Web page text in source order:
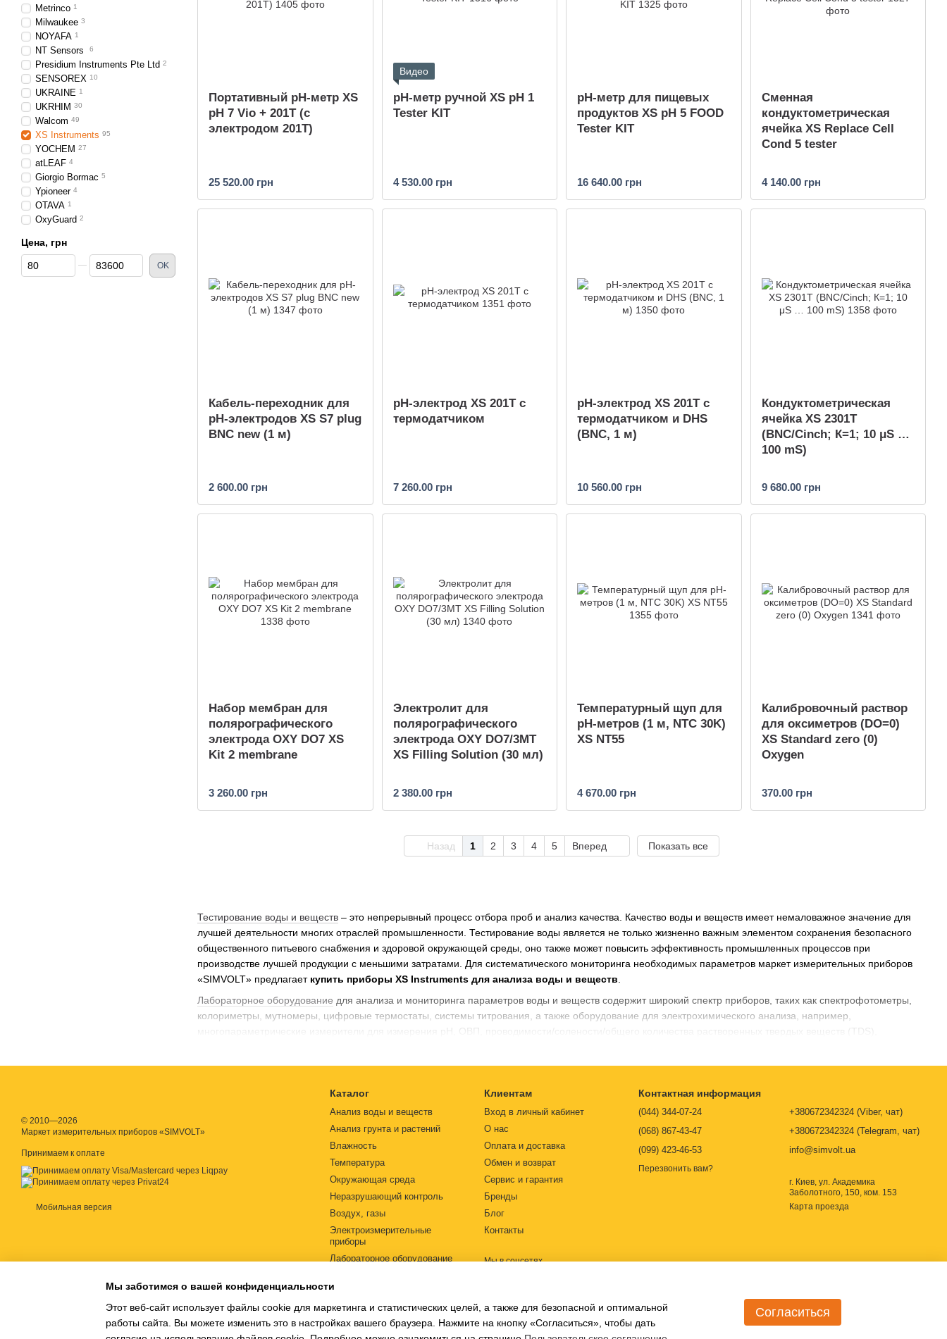
Тестирование воды и веществ – это непрерывный процесс отбора проб и анализ качества. Качество воды и веществ имеет немаловажное значение для
лучшей деятельности многих отраслей промышленности. Тестирование воды является не только жизненно важным элементом сохранения безопасного
общественного питьевого снабжения и здоровой окружающей среды, оно также может повысить эффективность промышленных процессов при
производстве лучшей продукции с меньшими затратами. Для систематического мониторинга необходимых параметров маркет измерительных приборов
«SIMVOLT» предлагает купить приборы XS Instruments для анализа воды и веществ
Лабораторное оборудование для анализа и мониторинга параметров воды и веществ содержит широкий спектр приборов, таких как спектрофотометры,
колориметры, мутномеры, цифровые термостаты, системы титрования, а также оборудование для электрохимического анализа, например,
многопараметрические измерители для измерения рН, ОВП, проводимости/солености/общего количества растворенных твердых веществ (TDS),
Портативный pH-метр XS
pH 7 Vio + 201T (с
электродом 201T)
25 520.00 грн
Видео
pH-метр ручной XS pH 1
Tester KIT
4 530.00 грн
pH-метр для пищевых
продуктов XS pH 5 FOOD
Tester KIT
16 640.00 грн
Сменная
кондуктометрическая
ячейка XS Replace Cell
Cond 5 tester
4 140.00 грн
Кабель-переходник для
pH-электродов XS S7 plug
BNC new (1 м)
2 600.00 грн
pH-электрод XS 201T с
термодатчиком
7 260.00 грн
pH-электрод XS 201T с
термодатчиком и DHS
(BNC, 1 м)
10 560.00 грн
Кондуктометрическая
ячейка XS 2301T
(BNC/Cinch; К=1; 10 μS …
100 mS)
9 680.00 грн
Набор мембран для
полярографического
электрода OXY DO7 XS
Kit 2 membrane
3 260.00 грн
Электролит для
полярографического
электрода OXY DO7/3MT
XS Filling Solution (30 мл)
2 380.00 грн
Температурный щуп для
pH-метров (1 м, NTC 30K)
XS NT55
4 670.00 грн
Калибровочный раствор
для оксиметров (DO=0)
XS Standard zero (0)
Oxygen
370.00 грн
Назад 1 2 3 4 5 Вперед Показать все
Metrinco 1
Milwaukee 3
NOYAFA 1
NT Sensors 6
Presidium Instruments Pte Ltd 2
SENSOREX 10
UKRAINE 1
UKRHIM 30
Walcom 49
XS Instruments 95
YOCHEM 27
atLEAF 4
Giorgio Bormac 5
Ypioneer 4
OTAVA 1
OxyGuard 2
Цена, грн
От Цена, грн
До Цена, грн OK
© 2010—2026
Маркет измерительных приборов «SIMVOLT»
Принимаем к оплате
Мобильная версия
Каталог
Анализ воды и веществ
Анализ грунта и растений
Влажность
Температура
Окружающая среда
Неразрушающий контроль
Воздух, газы
Электроизмерительные
приборы
Лабораторное оборудование
Источники питания
Ph-метры
Клиентам
Вход в личный кабинет
О нас
Оплата и доставка
Обмен и возврат
Сервис и гарантия
Бренды
Блог
Контакты
Мы в соцсетях
Контактная информация
(044) 344-07-24
(068) 867-43-47
(099) 423-46-53
Перезвонить вам?
+380672342324 (Viber, чат)
+380672342324 (Telegram, чат)
info@simvolt.ua
г. Киев, ул. Академика
Заболотного, 150, ком. 153
Карта проезда
Мы заботимся о вашей конфиденциальности
Этот веб-сайт использует файлы cookie для маркетинга и статистических целей, а также для безопасной и оптимальной
работы сайта. Вы можете изменить это в настройках вашего браузера. Нажмите на кнопку «Согласиться», чтобы дать
Согласиться